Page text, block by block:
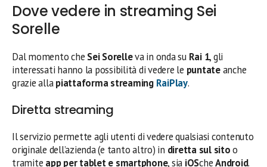
Dove vedere in streaming Sei
Sorelle
Dal momento che Sei Sorelleva in onda su Rai 1, gli
interessati hanno la possibilità di vedere le puntateanche
grazie allapiattaforma streaming RaiPlay.
Diretta streaming
Il servizio permette agli utenti di vedere qualsiasi contenuto
originale dell’azienda (e tanto altro) in diretta sul sitoo
tramite app per tablet e smartphone, sia iOScheAndroid.